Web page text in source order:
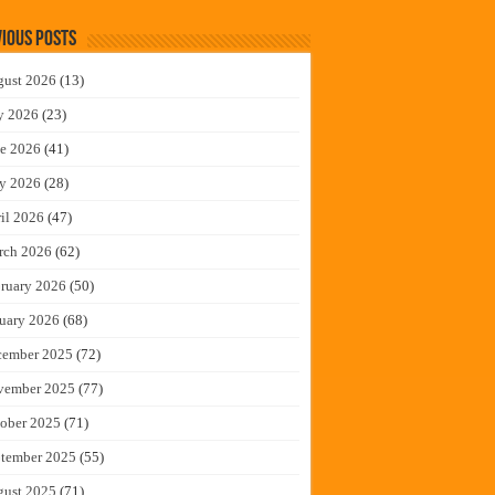
Posts
2026 (13)
2026 (23)
2026 (41)
2026 (28)
2026 (47)
2026 (62)
2026 (50)
2026 (68)
2025 (72)
2025 (77)
2025 (71)
2025 (55)
2025 (71)